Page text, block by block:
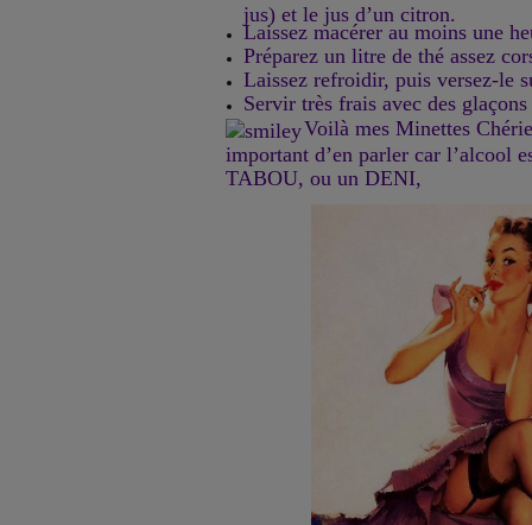
jus) et le jus d’un citron.
Laissez macérer au moins une
Préparez un litre de thé assez
Laissez refroidir, puis versez-le
Servir très frais avec des
Voilà mes Minettes
important d’en parler car l’alcool
TABOU, ou un DENI,